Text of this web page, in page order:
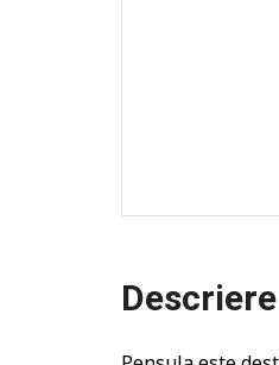
Descriere